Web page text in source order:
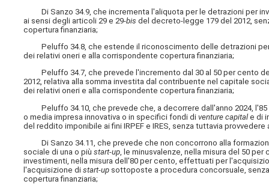
Di Sanzo 34.9, che incrementa l'aliquota per le detrazioni per
ai sensi degli articoli 29 e 29-bis del decreto-legge 179 del 2012,
copertura finanziaria;
Peluffo 34.8, che estende il riconoscimento delle detrazioni
dei relativi oneri e alla corrispondente copertura finanziaria;
Peluffo 34.7, che prevede l'incremento dal 30 al 50 per cento
2012, relativa alla somma investita dal contribuente nel capitale
dei relativi oneri e alla corrispondente copertura finanziaria;
Peluffo 34.10, che prevede che, a decorrere dall'anno 2024,
o media impresa innovativa o in specifici fondi diventure capital e di
del reddito imponibile ai fini IRPEF e IRES, senza tuttavia
Di Sanzo 34.11, che prevede che non concorrono alla
sociale di una o piùstart-up , le minusvalenze, nella misura del 50
investimenti, nella misura dell'80 per cento, effettuati per
l'acquisizione distart-up sottoposte a procedura concorsuale,
copertura finanziaria;